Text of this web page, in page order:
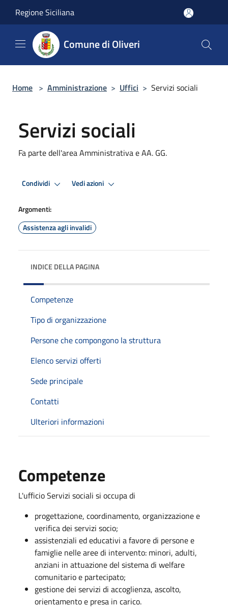
Regione Siciliana
Comune di Oliveri
Home > Amministrazione > Uffici > Servizi sociali
Servizi sociali
Fa parte dell'area Amministrativa e AA. GG.
Condividi Vedi azioni
Argomenti:
Assistenza agli invalidi
INDICE DELLA PAGINA
Competenze
Tipo di organizzazione
Persone che compongono la struttura
Elenco servizi offerti
Sede principale
Contatti
Ulteriori informazioni
Competenze
L'ufficio Servizi sociali si occupa di
progettazione, coordinamento, organizzazione e
verifica dei servizi socio;
assistenziali ed educativi a favore di persone e
famiglie nelle aree di intervento: minori, adulti,
anziani in attuazione del sistema di welfare
comunitario e partecipato;
gestione dei servizi di accoglienza, ascolto,
orientamento e presa in carico.